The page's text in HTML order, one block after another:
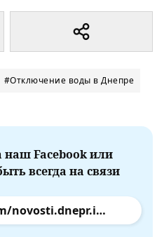
#Отключение воды в Днепре
Facebook или
всегда на связи
facebook.com/novosti.dnepr.info